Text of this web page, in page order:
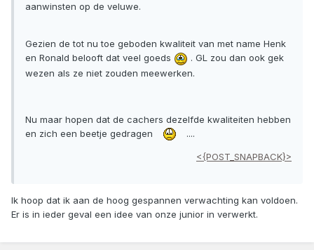
aanwinsten op de veluwe.
Gezien de tot nu toe geboden kwaliteit van met name Henk
en Ronald belooft dat veel goeds
. GL zou dan ook gek
wezen als ze niet zouden meewerken.
Nu maar hopen dat de cachers dezelfde kwaliteiten hebben
en zich een beetje gedragen
....
<{POST_SNAPBACK}>
Ik hoop dat ik aan de hoog gespannen verwachting kan voldoen.
Er is in ieder geval een idee van onze junior in verwerkt.